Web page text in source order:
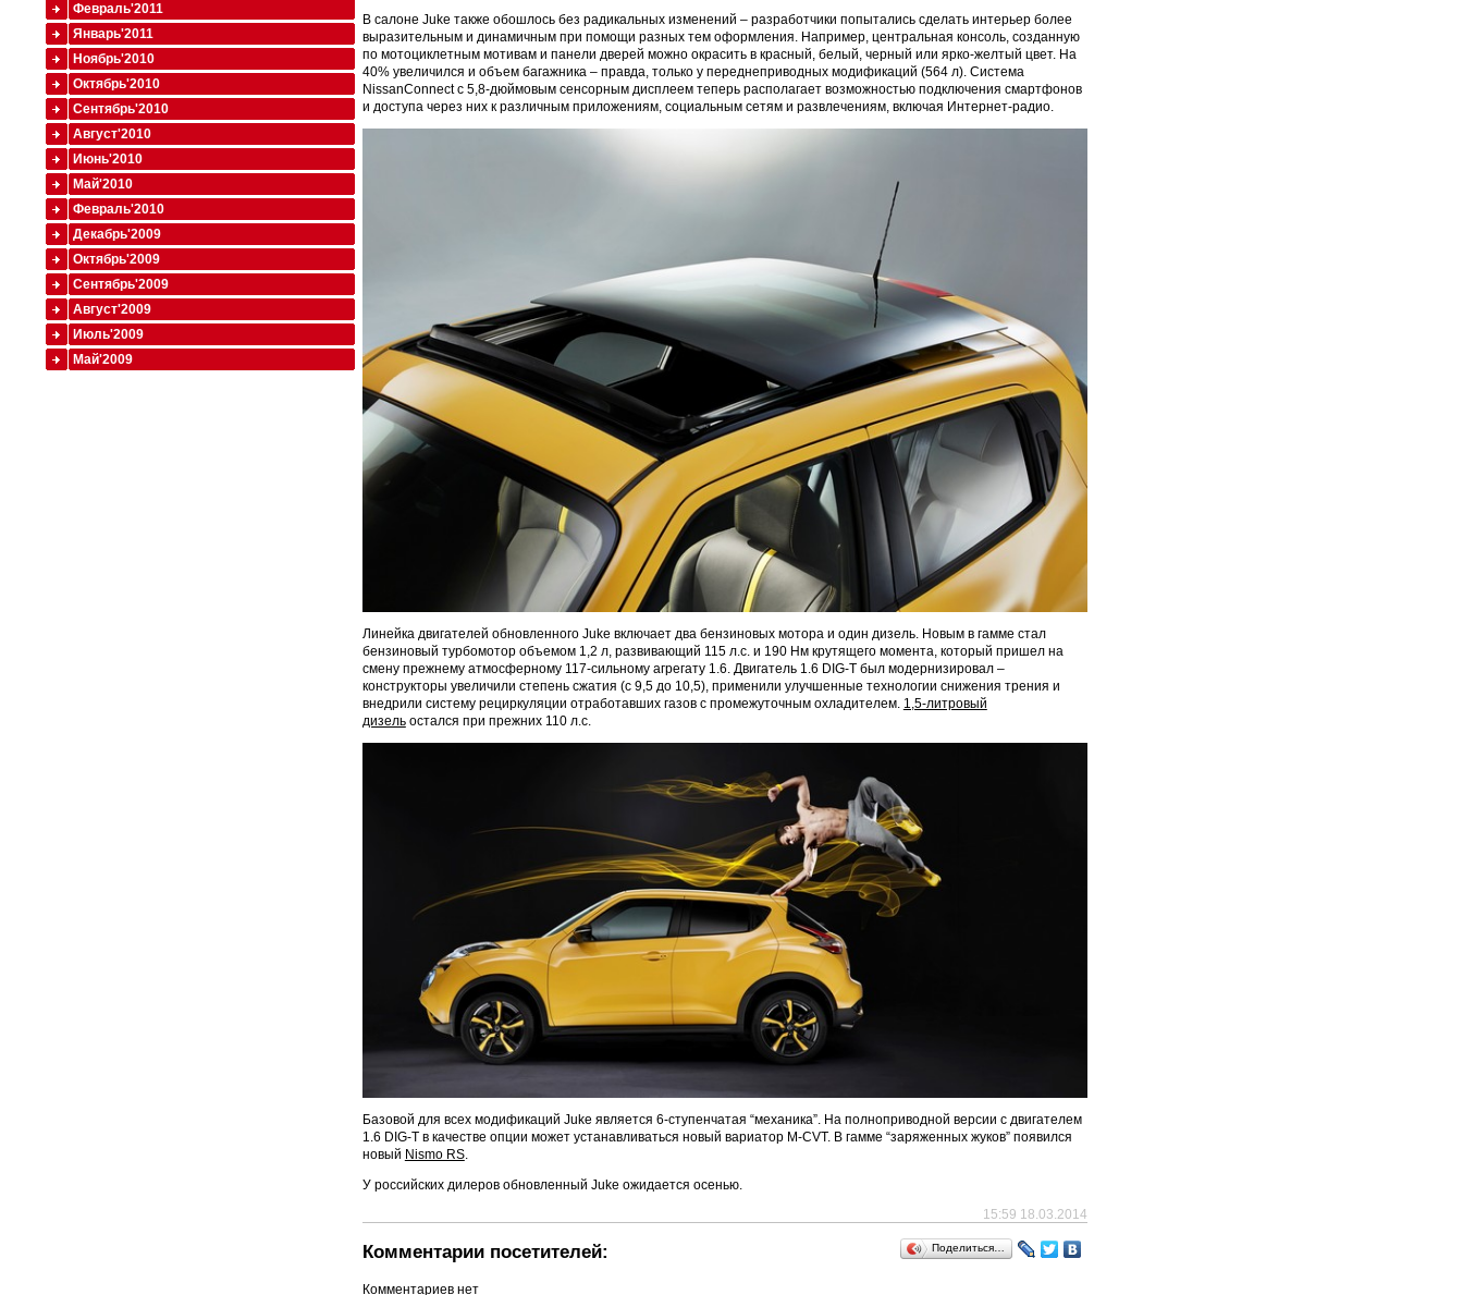
В салоне Juke также обошлось без радикальных изменений – разработчики попытались сделать интерьер более
выразительным и динамичным при помощи разных тем оформления. Например, центральная консоль, созданную
по мотоциклетным мотивам и панели дверей можно окрасить в красный, белый, черный или ярко-желтый цвет. На
40% увеличился и объем багажника – правда, только у переднеприводных модификаций (564 л). Система
NissanConnect c 5,8-дюймовым сенсорным дисплеем теперь располагает возможностью подключения смартфонов
и доступа через них к различным приложениям, социальным сетям и развлечениям, включая Интернет-радио.
Линейка двигателей обновленного Juke включает два бензиновых мотора и один дизель. Новым в гамме стал
бензиновый турбомотор объемом 1,2 л, развивающий 115 л.с. и 190 Нм крутящего момента, который пришел на
смену прежнему атмосферному 117-сильному агрегату 1.6. Двигатель 1.6 DIG-T был модернизировал –
конструкторы увеличили степень сжатия (с 9,5 до 10,5), применили улучшенные технологии снижения трения и
внедрили систему рециркуляции отработавших газов с промежуточным охладителем. 1,5-литровый
дизельостался при прежних 110 л.с.
Базовой для всех модификаций Juke является 6-ступенчатая “механика”. На полноприводной версии с двигателем
1.6 DIG-T в качестве опции может устанавливаться новый вариатор M-CVT. В гамме “заряженных жуков” появился
новый Nismo RS.
У российских дилеров обновленный Juke ожидается осенью.
15:59 18.03.2014
Поделиться…
Комментарии посетителей:
Комментариев нет
Февраль'2011
Январь'2011
Ноябрь'2010
Октябрь'2010
Сентябрь'2010
Август'2010
Июнь'2010
Май'2010
Февраль'2010
Декабрь'2009
Октябрь'2009
Сентябрь'2009
Август'2009
Июль'2009
Май'2009